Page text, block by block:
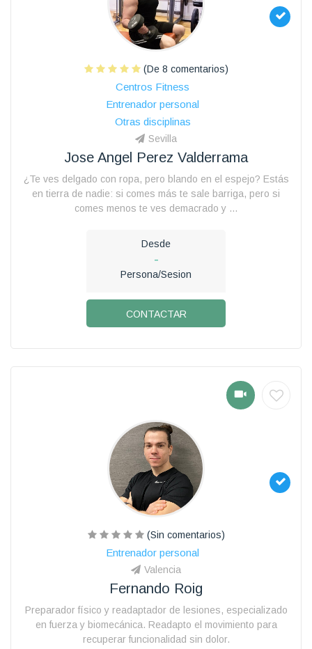
(De 8 comentarios)
Centros Fitness
Entrenador personal
Otras disciplinas
Sevilla
Jose Angel Perez Valderrama
¿Te ves delgado con ropa, pero blando en el espejo? Estás
en tierra de nadie: si comes más te sale barriga, pero si
comes menos te ves demacrado y ...
Desde
-
Persona/Sesion
CONTACTAR
(Sin comentarios)
Entrenador personal
Valencia
Fernando Roig
Preparador físico y readaptador de lesiones, especializado
en fuerza y biomecánica. Readapto el movimiento para
recuperar funcionalidad sin dolor.